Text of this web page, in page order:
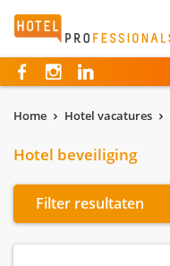
Hotelprofessionals
Home Hotel vacatures
Hotel beveiliging
Filter resultaten